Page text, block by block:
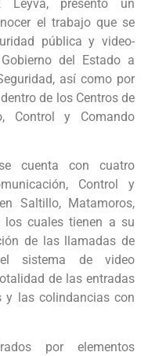
Leyva, presentó un
el trabajo que se
pública y video-
del Estado a
así como por
de los Centros de
Control y Comando
cuenta con cuatro
Control y
Saltillo, Matamoros,
los cuales tienen a su
de las llamadas de
sistema de video
de las entradas
y las colindancias con
por elementos